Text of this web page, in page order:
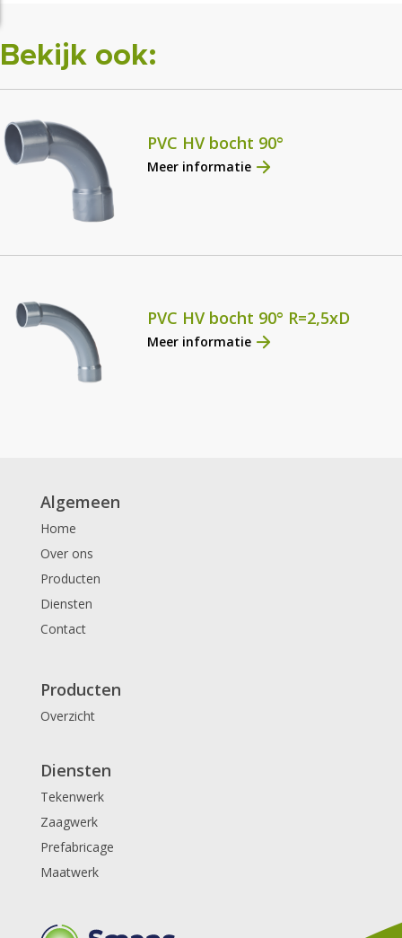
Bekijk ook:
PVC HV bocht 90°
Meer informatie
PVC HV bocht 90° R=2,5xD
Meer informatie
Algemeen
Home
Over ons
Producten
Diensten
Contact
Producten
Overzicht
Diensten
Tekenwerk
Zaagwerk
Prefabricage
Maatwerk